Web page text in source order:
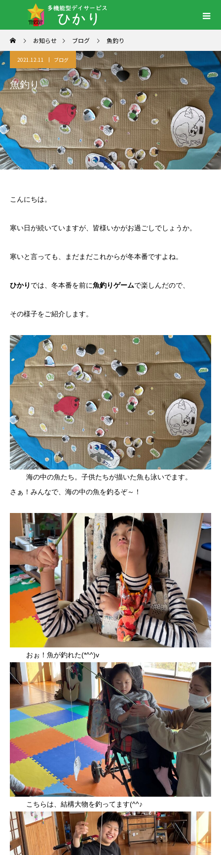
お知らせ ブログ 魚釣り
2021.12.11 ブログ
魚釣り
こんにちは。
寒い日が続いていますが、皆様いかがお過ごしでしょうか。
寒いと言っても、まだまだこれからが冬本番ですよね。
ひかり では、冬本番を前に魚釣りゲームで楽しんだので、
その様子をご紹介します。
海の中の魚たち。子供たちが描いた魚も泳いでます。
さぁ！みんなで、海の中の魚を釣るぞ～！
おぉ！魚が釣れた(*^^)v
こちらは、結構大物を釣ってます(^^♪